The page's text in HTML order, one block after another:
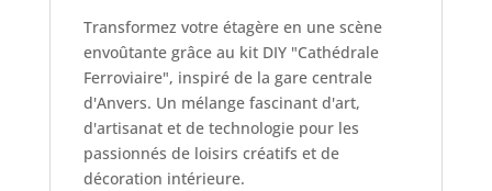
Transformez votre étagère en une scène
envoûtante grâce au kit DIY "Cathédrale
Ferroviaire", inspiré de la gare centrale
d'Anvers. Un mélange fascinant d'art,
d'artisanat et de technologie pour les
passionnés de loisirs créatifs et de
décoration intérieure.